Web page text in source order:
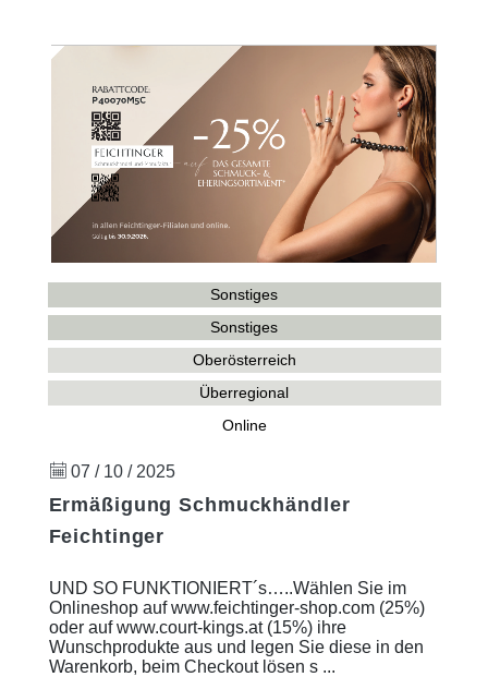
Sonstiges
Sonstiges
Oberösterreich
Überregional
Online
07 / 10 / 2025
Ermäßigung Schmuckhändler
Feichtinger
UND SO FUNKTIONIERT´s…..Wählen Sie im
Onlineshop auf www.feichtinger-shop.com (25%)
oder auf www.court-kings.at (15%) ihre
Wunschprodukte aus und legen Sie diese in den
Warenkorb, beim Checkout lösen s ...